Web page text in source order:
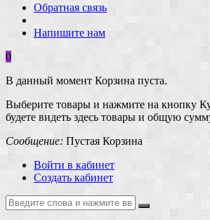
Обратная связь
Напишите нам
0
В данный момент Корзина пуста.
Выберите товары и нажмите на кнопку
будете видеть здесь товары и общую
Сообщение: Пустая Корзина
Войти в кабинет
Создать кабинет